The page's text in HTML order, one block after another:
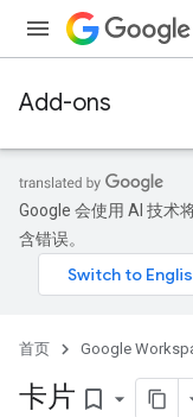
Add-ons
Google 会使用 AI 技术
含错误。
首页 Google
卡片 bookmark_border